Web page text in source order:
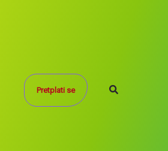
Pretplati se Search